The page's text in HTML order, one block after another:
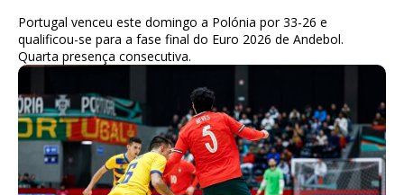
Portugal venceu este domingo a Polónia por 33-26 e
qualificou-se para a fase final do Euro 2026 de Andebol.
Quarta presença consecutiva.